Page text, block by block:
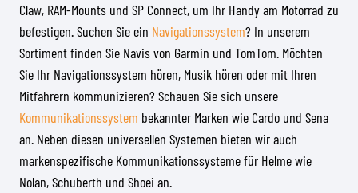
Claw, RAM-Mounts und SP Connect, um Ihr Handy am Motorrad zu
befestigen. Suchen Sie ein Navigationssystem? In unserem
Sortiment finden Sie Navis von Garmin und TomTom. Möchten
Sie Ihr Navigationssystem hören, Musik hören oder mit Ihren
Mitfahrern kommunizieren? Schauen Sie sich unsere
Kommunikationssystem bekannter Marken wie Cardo und Sena
an. Neben diesen universellen Systemen bieten wir auch
markenspezifische Kommunikationssysteme für Helme wie
Nolan, Schuberth und Shoei an.